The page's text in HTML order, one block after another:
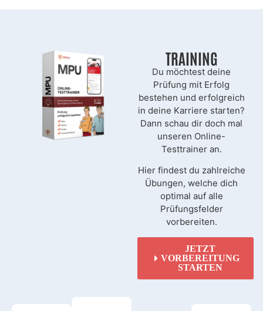
TRAINING
Du möchtest deine
Prüfung mit Erfolg
bestehen und erfolgreich
in deine Karriere starten?
Dann schau dir doch mal
unseren Online-
Testtrainer an.
Hier findest du zahlreiche
Übungen, welche dich
optimal auf alle
Prüfungsfelder
vorbereiten.
JETZT
VORBEREITUNG
STARTEN